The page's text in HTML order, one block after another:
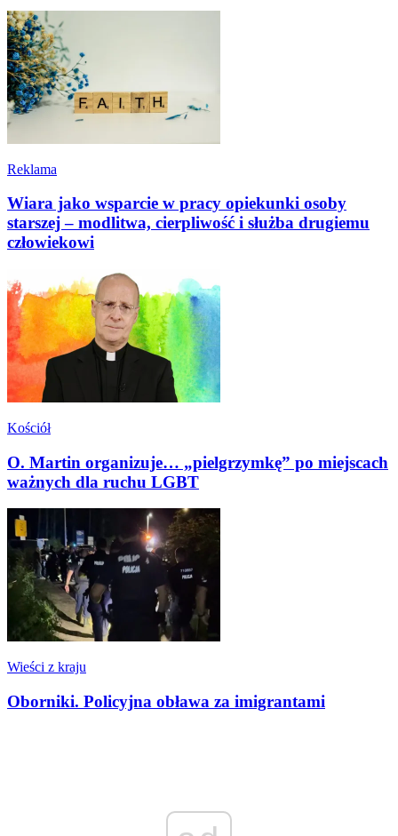
Reklama
Wiara jako wsparcie w pracy opiekunki osoby
starszej – modlitwa, cierpliwość i służba drugiemu
człowiekowi
Kościół
O. Martin organizuje… „pielgrzymkę” po miejscach
ważnych dla ruchu LGBT
Wieści z kraju
Oborniki. Policyjna obława za imigrantami